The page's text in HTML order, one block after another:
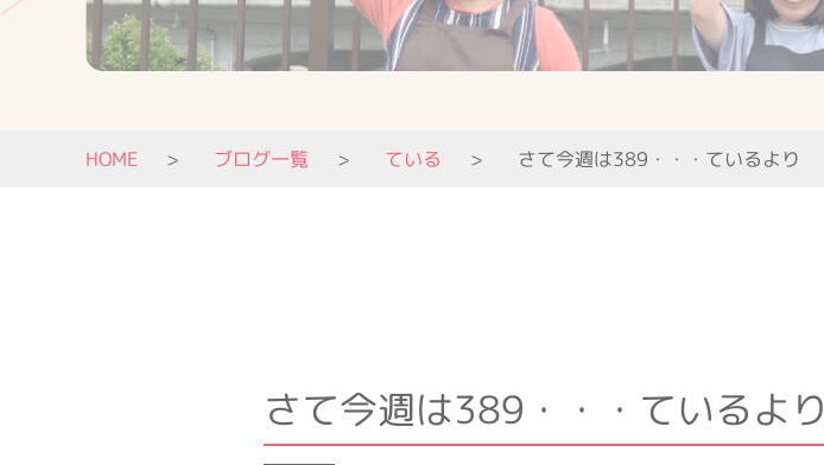
HOME ブログ一覧 ている さて今週は389・・・ているより
さて今週は389・・・ているより